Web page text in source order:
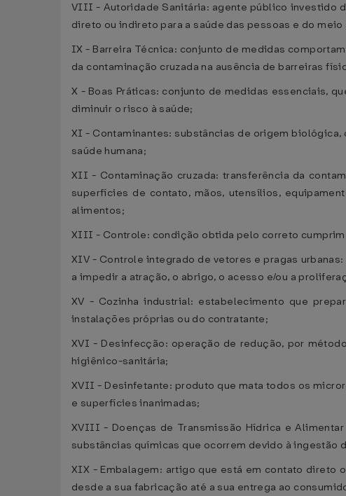
VIII - Autoridade Sanitária: agente público investido
direto ou indireto para a saúde das pessoas e do meio
IX - Barreira Técnica: conjunto de medidas
da contaminação cruzada na ausência de barreiras
X - Boas Práticas: conjunto de medidas essenciais,
diminuir o risco à saúde;
XI - Contaminantes: substâncias de origem
saúde humana;
XII - Contaminação cruzada: transferência da
superfícies de contato, mãos, utensílios,
alimentos;
XIII - Controle: condição obtida pelo correto
XIV - Controle integrado de vetores e pragas
a impedir a atração, o abrigo, o acesso e/ou a
XV - Cozinha industrial: estabelecimento que
instalações próprias ou do contratante;
XVI - Desinfecção: operação de redução, por
higiênico-sanitária;
XVII - Desinfetante: produto que mata todos os
e superfícies inanimadas;
XVIII - Doenças de Transmissão Hídrica e
substâncias químicas que ocorrem devido à ingestão
XIX - Embalagem: artigo que está em contato
desde a sua fabricação até a sua entrega ao